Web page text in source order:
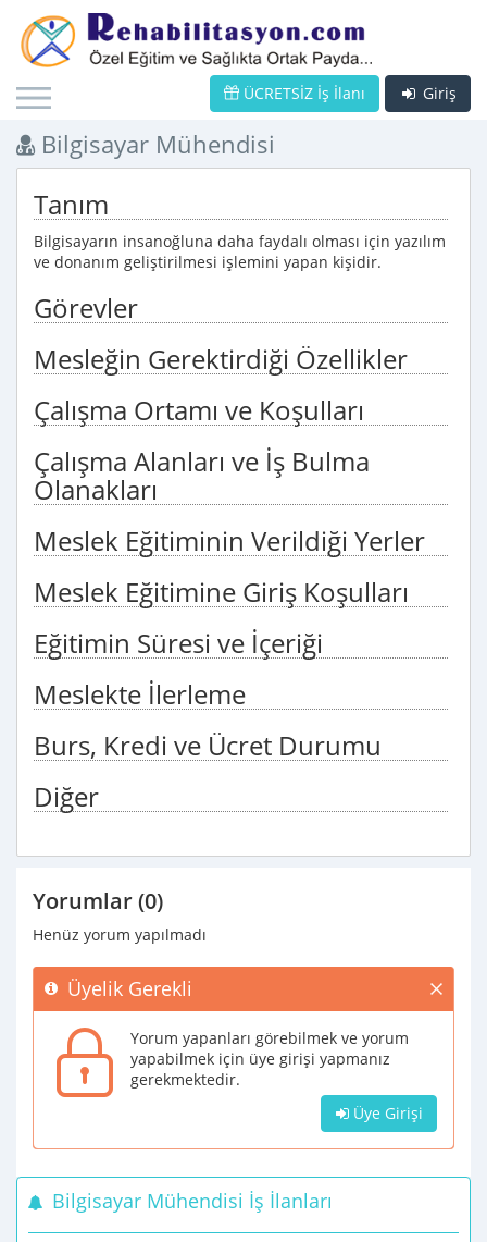
Giriş
ÜCRETSİZ İş İlanı
Bilgisayar Mühendisi
Tanım
Bilgisayarın insanoğluna daha faydalı olması için yazılım
ve donanım geliştirilmesi işlemini yapan kişidir.
Görevler
Mesleğin Gerektirdiği Özellikler
Çalışma Ortamı ve Koşulları
Çalışma Alanları ve İş Bulma
Olanakları
Meslek Eğitiminin Verildiği Yerler
Meslek Eğitimine Giriş Koşulları
Eğitimin Süresi ve İçeriği
Meslekte İlerleme
Burs, Kredi ve Ücret Durumu
Diğer
Yorumlar (0)
Henüz yorum yapılmadı
Üyelik Gerekli
Yorum yapanları görebilmek ve yorum
yapabilmek için üye girişi yapmanız
gerekmektedir.
Üye Girişi
Bilgisayar Mühendisi İş İlanları